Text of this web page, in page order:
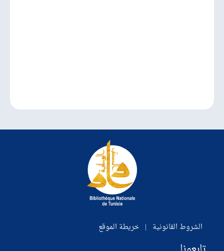
الشروط القانونية | خريطة الموقع